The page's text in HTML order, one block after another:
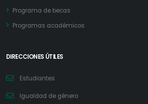
Programa de becas
Programas académicos
DIRECCIONES ÚTILES
Estudiantes
Igualdad de género